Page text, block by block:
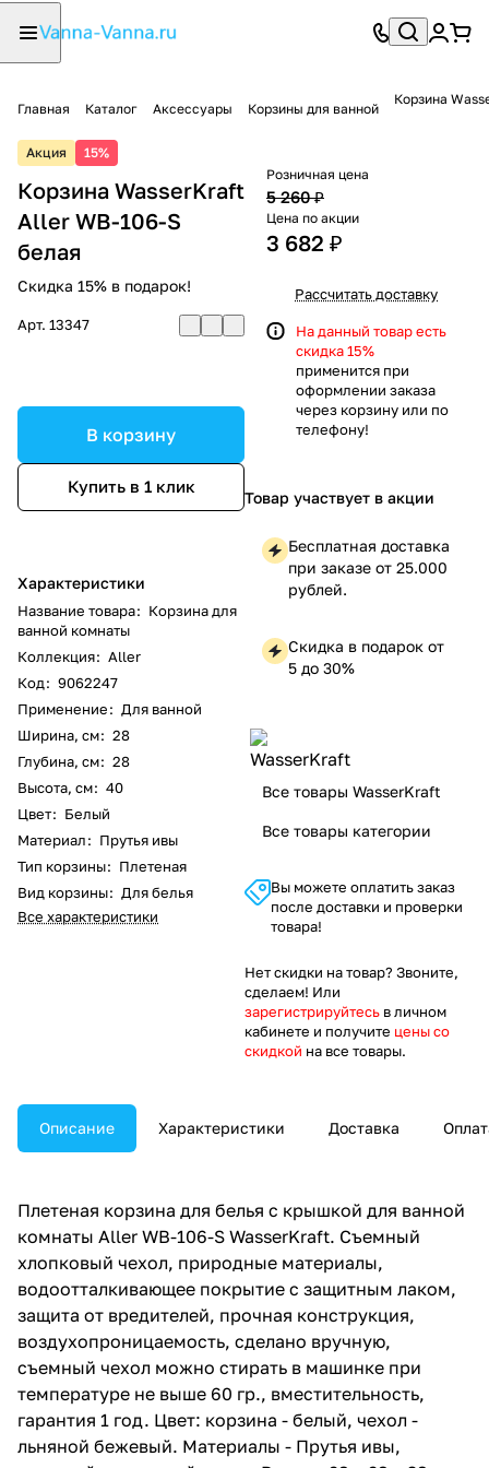
Главная Каталог Аксессуары Корзины для ванной
Корзина
Акция 15%
Корзина WasserKraft
Aller WB-106-S
белая
Скидка 15% в подарок!
Арт. 13347
В корзину
Купить в 1 клик
Характеристики
Название товара: Корзина для
ванной комнаты
Коллекция: Aller
Код: 9062247
Применение: Для ванной
Ширина, см: 28
Глубина, см: 28
Высота, см: 40
Цвет: Белый
Материал: Прутья ивы
Тип корзины: Плетеная
Вид корзины: Для белья
Все характеристики
Розничная цена
5 260 ₽
Цена по акции
3 682 ₽
Рассчитать доставку
На данный товар есть
скидка 15%
применится при
оформлении заказа
через корзину или по
телефону!
Товар участвует в акции
Бесплатная доставка
при заказе от 25.000
рублей.
Скидка в подарок от
5 до 30%
Все товары WasserKraft
Все товары категории
Вы можете оплатить заказ
после доставки и проверки
товара!
Нет скидки на товар? Звоните,
сделаем! Или
зарегистрируйтесь в личном
кабинете и получите цены со
скидкой на все товары.
Описание Характеристики Доставка
Плетеная корзина для белья с крышкой для ванной
комнаты Aller WB-106-S WasserKraft. Съемный
хлопковый чехол, природные материалы,
водоотталкивающее покрытие с защитным лаком,
защита от вредителей, прочная конструкция,
воздухопроницаемость, сделано вручную,
съемный чехол можно стирать в машинке при
температуре не выше 60 гр., вместительность,
гарантия 1 год. Цвет: корзина - белый, чехол -
льняной бежевый. Материалы - Прутья ивы,